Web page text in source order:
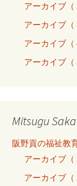
アーカイブ（
アーカイブ
アーカイブ
アーカイブ
Mitsugu
阪野貢の福祉教
アーカイブ
アーカイブ（